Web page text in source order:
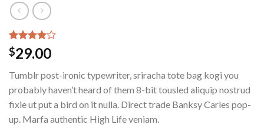
Valorado
4.00
basado
2
puntuaciones
de
clientes
$29.00
Tumblr post-ironic typewriter, sriracha tote bag kogi you
probably haven’t heard of them 8-bit tousled aliquip nostrud
fixie ut put a bird on it nulla. Direct trade Banksy Carles pop-
up. Marfa authentic High Life veniam.